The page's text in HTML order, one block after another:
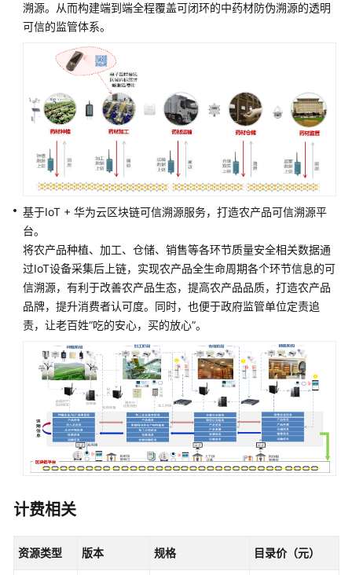
API
参
见
问
视
频
帮
文
档
下
载
品
语
任
溯源。从而构建端到端全程覆盖可闭环的中药材防伪溯源的透明
可信的监管体系。
基于IoT + 华为云区块链可信溯源服务，打造农产品可信溯源平
台。
将农产品种植、加工、仓储、销售等各环节质量安全相关数据通
过IoT设备采集后上链，实现农产品全生命周期各个环节信息的可
信溯源，有利于改善农产品生态，提高农产品品质，打造农产品
品牌，提升消费者认可度。同时，也便于政府监管单位定责追
责，让老百姓“吃的安心，买的放心”。
计费相关
资源类型 版本 规格 目录价（元）